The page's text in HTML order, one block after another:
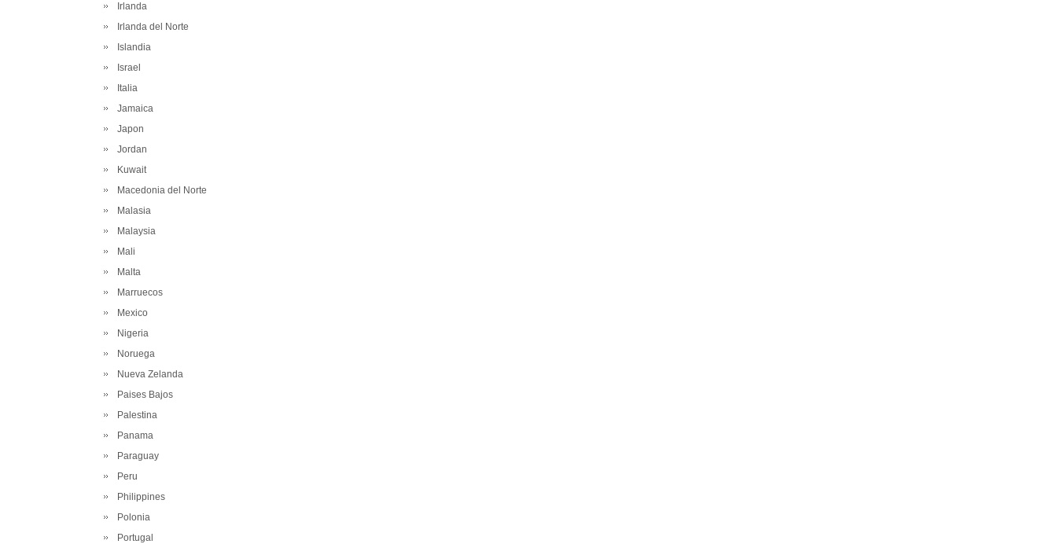
Irlanda
Irlanda del Norte
Islandia
Israel
Italia
Jamaica
Japon
Jordan
Kuwait
Macedonia del Norte
Malasia
Malaysia
Mali
Malta
Marruecos
Mexico
Nigeria
Noruega
Nueva Zelanda
Paises Bajos
Palestina
Panama
Paraguay
Peru
Philippines
Polonia
Portugal